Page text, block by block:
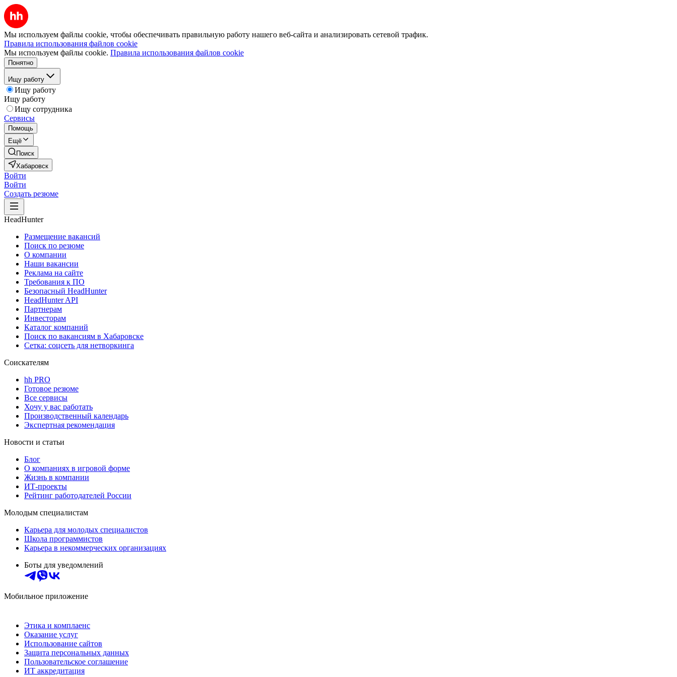
Мы используем файлы cookie, чтобы обеспечивать правильную работу нашего веб-сайта и анализировать сетевой трафик.
Правила использования файлов cookie
Мы используем файлы cookie. Правила использования файлов cookie
Понятно
Ищу работу
Ищу работу
Ищу работу
Ищу сотрудника
Сервисы
Помощь
Ещё
Поиск
Хабаровск
Войти
Войти
Создать резюме
HeadHunter
Размещение вакансий
Поиск по резюме
О компании
Наши вакансии
Реклама на сайте
Требования к ПО
Безопасный HeadHunter
HeadHunter API
Партнерам
Инвесторам
Каталог компаний
Поиск по вакансиям в Хабаровске
Сетка: соцсеть для нетворкинга
Соискателям
hh PRO
Готовое резюме
Все сервисы
Хочу у вас работать
Производственный календарь
Экспертная рекомендация
Новости и статьи
Блог
О компаниях в игровой форме
Жизнь в компании
ИТ-проекты
Рейтинг работодателей России
Молодым специалистам
Карьера для молодых специалистов
Школа программистов
Карьера в некоммерческих организациях
Боты для уведомлений
Мобильное приложение
Этика и комплаенс
Оказание услуг
Использование сайтов
Защита персональных данных
Пользовательское соглашение
ИТ аккредитация